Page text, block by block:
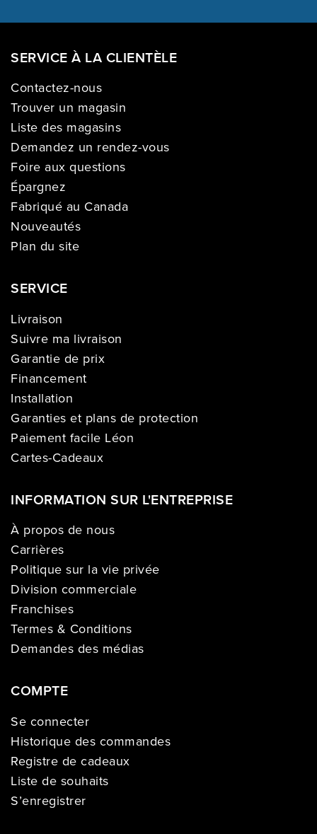
SERVICE À LA CLIENTÈLE
Contactez-nous
Trouver un magasin
Liste des magasins
Demandez un rendez-vous
Foire aux questions
Épargnez
Fabriqué au Canada
Nouveautés
Plan du site
SERVICE
Livraison
Suivre ma livraison
Garantie de prix
Financement
Installation
Garanties et plans de protection
Paiement facile Léon
Cartes-Cadeaux
INFORMATION SUR L'ENTREPRISE
À propos de nous
Carrières
Politique sur la vie privée
Division commerciale
Franchises
Termes & Conditions
Demandes des médias
COMPTE
Se connecter
Historique des commandes
Registre de cadeaux
Liste de souhaits
S’enregistrer